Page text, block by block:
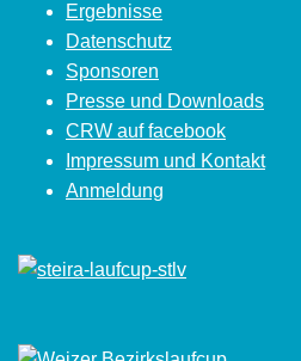
Ergebnisse
Datenschutz
Sponsoren
Presse und Downloads
CRW auf facebook
Impressum und Kontakt
Anmeldung